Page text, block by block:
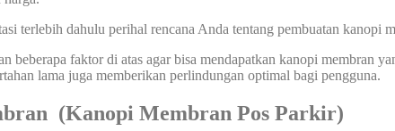
terlebih dahulu perihal rencana Anda tentang pembuatan kanopi
beberapa faktor di atas agar bisa mendapatkan kanopi membran
lama juga memberikan perlindungan optimal bagi pengguna.
(Kanopi Membran Pos Parkir)